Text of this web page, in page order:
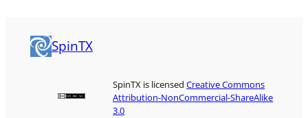
SpinTX
SpinTX is licensedCreative Commons
Attribution-NonCommercial-ShareAlike
3.0